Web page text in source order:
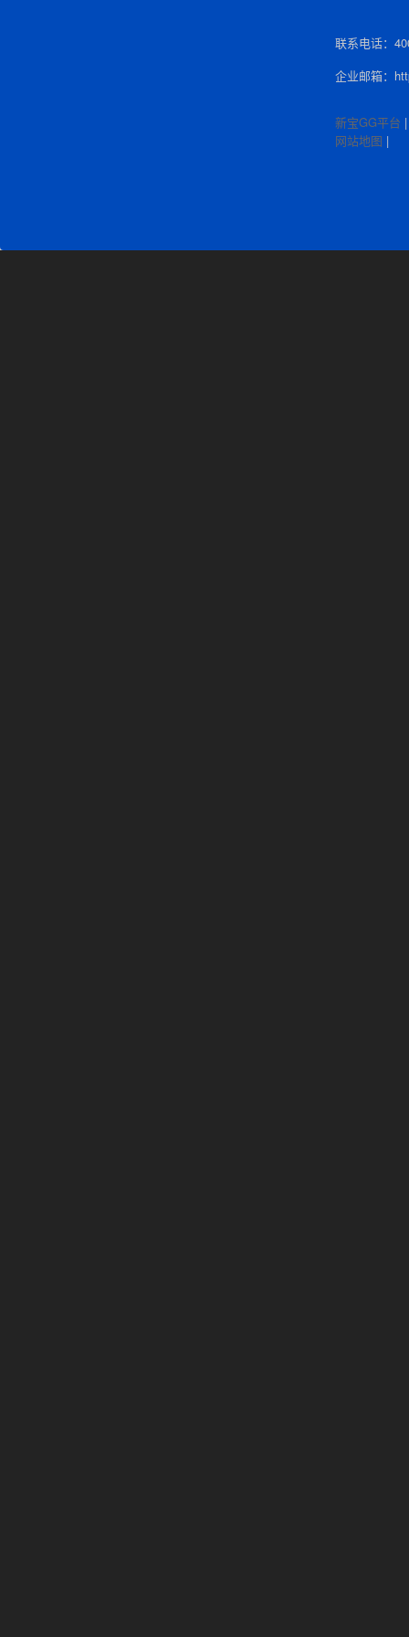
联系电话：
企业邮箱：
新宝GG平台
网站地图 |